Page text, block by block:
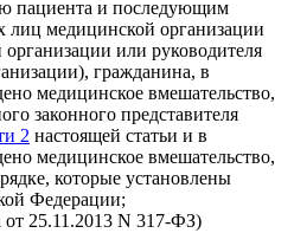
пациента и последующим
медицинской организации
или руководителя
гражданина, в
медицинское вмешательство,
законного представителя
2 настоящей статьи и в
медицинское вмешательство,
которые установлены
Федерации;
от 25.11.2013 N 317-ФЗ)